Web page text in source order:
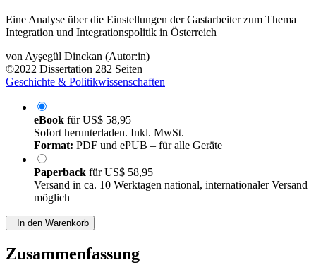
Eine Analyse über die Einstellungen der Gastarbeiter zum Thema
Integration und Integrationspolitik in Österreich
vonAyşegül Dinckan (Autor:in)
©2022 Dissertation 282 Seiten
Geschichte & Politikwissenschaften
eBook fürUS$ 58,95
Sofort herunterladen. Inkl. MwSt.
Format: PDF und ePUB – für alle Geräte
Paperback fürUS$ 58,95
Versand in ca. 10 Werktagen national, internationaler Versand
möglich
In den Warenkorb
Zusammenfassung